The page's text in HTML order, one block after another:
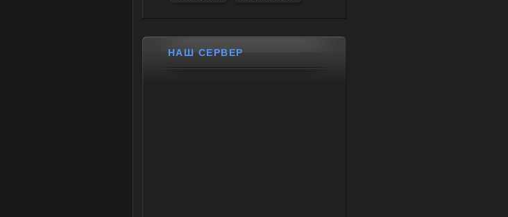
НАШ СЕРВЕР